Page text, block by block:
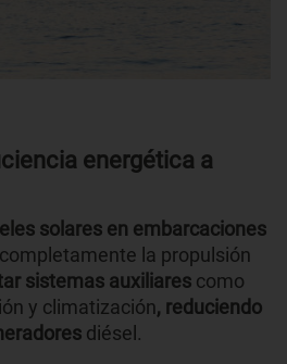
energética a
solares en embarcaciones
la propulsión
sistemas auxiliares como
y climatización, reduciendo
diésel.